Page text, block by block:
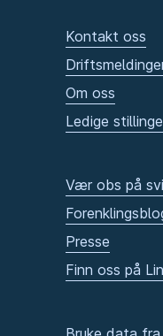
Kontakt oss
Om oss
Ledige
Vær obs på
Presse
Finn oss på